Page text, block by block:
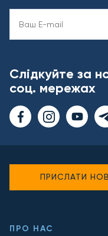
Слідкуйте за
соц. мережах
ПРО НАС
ПРИСЛАТИ